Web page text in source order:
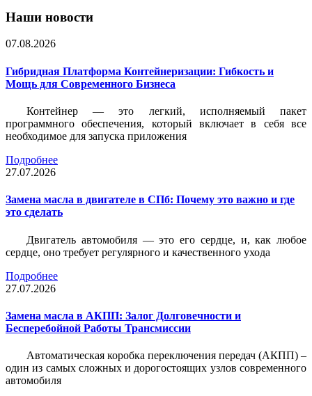
Наши новости
07.08.2026
Гибридная Платформа Контейнеризации: Гибкость и
Мощь для Современного Бизнеса
Контейнер — это легкий, исполняемый пакет
программного обеспечения, который включает в себя все
необходимое для запуска приложения
Подробнее
27.07.2026
Замена масла в двигателе в СПб: Почему это важно и где
это сделать
Двигатель автомобиля — это его сердце, и, как любое
сердце, оно требует регулярного и качественного ухода
Подробнее
27.07.2026
Замена масла в АКПП: Залог Долговечности и
Бесперебойной Работы Трансмиссии
Автоматическая коробка переключения передач (АКПП) –
один из самых сложных и дорогостоящих узлов современного
автомобиля